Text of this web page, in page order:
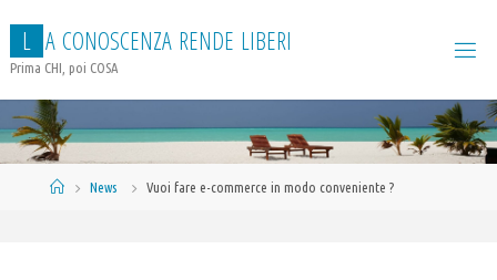
contenuto
L A CONOSCENZA RENDE LIBERI
Prima CHI, poi COSA
HomeNews Vuoi fare e-commerce in modo conveniente ?